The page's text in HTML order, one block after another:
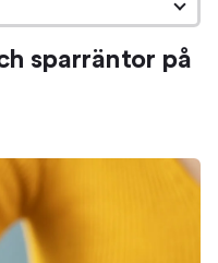
på Compricer
sparräntor på